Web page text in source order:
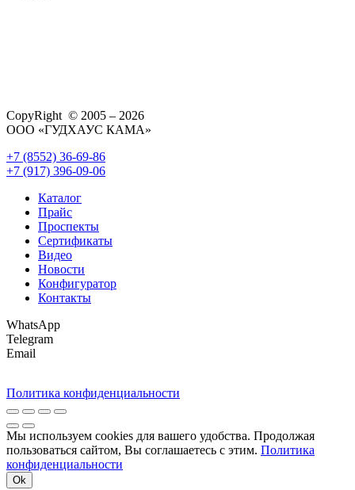
CopyRight © 2005 – 2026
ООО «ГУДХАУС КАМА»
+7 (8552) 36-69-86
+7 (917) 396-09-06
Каталог
Прайс
Проспекты
Сертификаты
Видео
Новости
Конфигуратор
Контакты
WhatsApp
Telegram
Email
Политика конфиденциальности
Мы используем cookies для вашего удобства. Продолжая
пользоваться сайтом, Вы соглашаетесь с этим. Политика
конфиденциальности
Ok